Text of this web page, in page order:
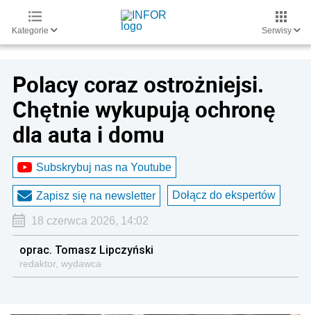
Kategorie Serwisy
Polacy coraz ostrożniejsi.
Chętnie wykupują ochronę
dla auta i domu
Subskrybuj nas na Youtube
Zapisz się na newsletter Dołącz do ekspertów
18 czerwca 2026, 14:02
oprac. Tomasz Lipczyński
redaktor, wydawca